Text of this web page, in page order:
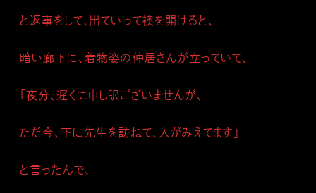
と返事をして、出ていって襖を開けると、
暗い廊下に、着物姿の仲居さんが立っていて、
「夜分、遅くに申し訳ございませんが、
ただ今、下に先生を訪ねて、人がみえてます」
と言ったんで、